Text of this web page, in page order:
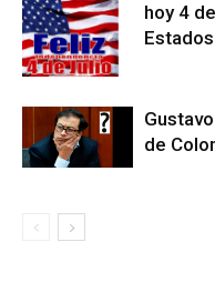
hoy 4
de